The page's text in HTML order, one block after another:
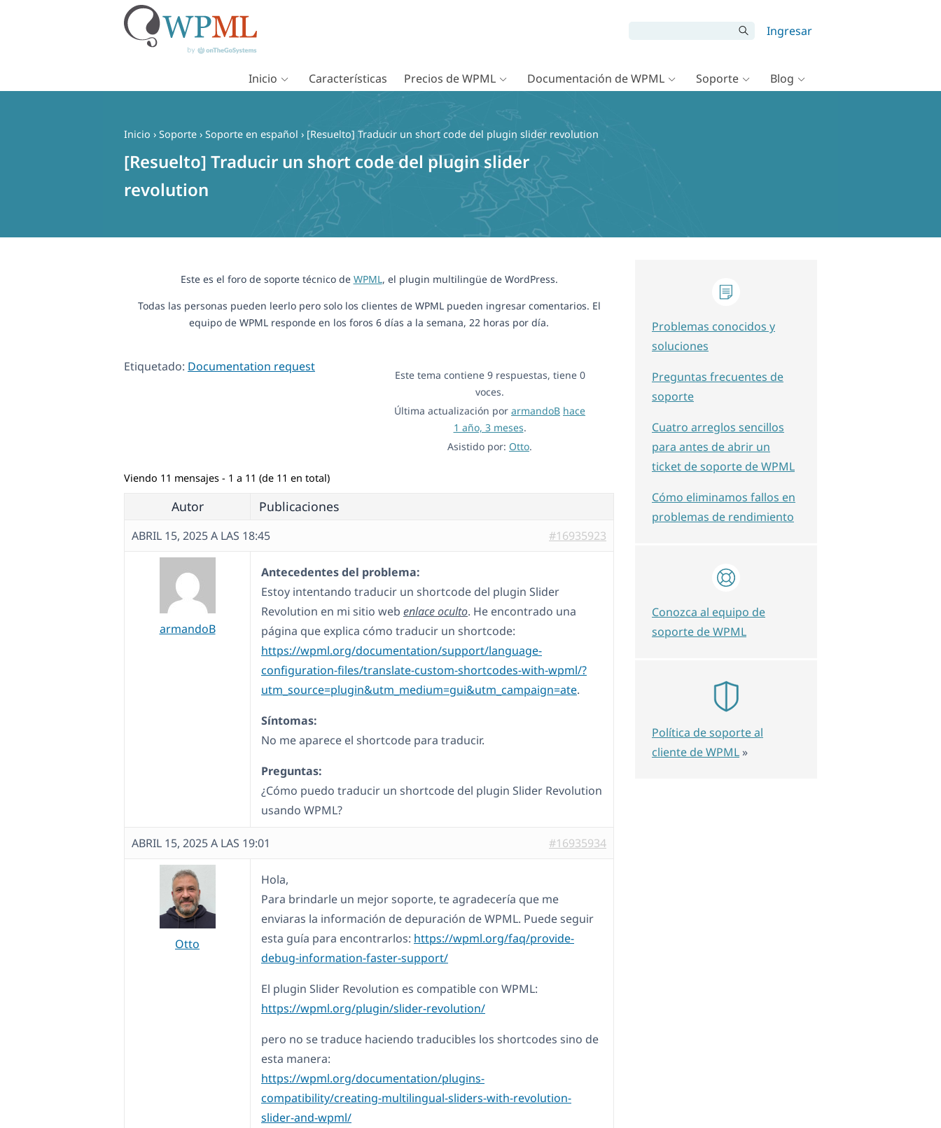
Ingresar
Inicio Características Precios de WPML Documentación de WPML Soporte Blog
Inicio › Soporte › Soporte en español › [Resuelto] Traducir un short code del plugin slider revolution
[Resuelto] Traducir un short code del plugin slider
revolution
Este es el foro de soporte técnico de WPML, el plugin multilingüe de WordPress.
Todas las personas pueden leerlo pero solo los clientes de WPML pueden ingresar comentarios. El
equipo de WPML responde en los foros 6 días a la semana, 22 horas por día.
Etiquetado: Documentation request
Este tema contiene 9 respuestas, tiene 0
voces.
Última actualización por armandoB hace
1 año, 3 meses.
Asistido por: Otto.
Viendo 11 mensajes - 1 a 11 (de 11 en total)
Autor Publicaciones
ABRIL 15, 2025 A LAS 18:45 #16935923
armandoB
Antecedentes del problema:
Estoy intentando traducir un shortcode del plugin Slider
Revolution en mi sitio web enlace oculto. He encontrado una
página que explica cómo traducir un shortcode:
https://wpml.org/documentation/support/language-
configuration-files/translate-custom-shortcodes-with-wpml/?
utm_source=plugin&utm_medium=gui&utm_campaign=ate.
Síntomas:
No me aparece el shortcode para traducir.
Preguntas:
¿Cómo puedo traducir un shortcode del plugin Slider Revolution
usando WPML?
ABRIL 15, 2025 A LAS 19:01 #16935934
Otto
Hola,
Para brindarle un mejor soporte, te agradecería que me
enviaras la información de depuración de WPML. Puede seguir
esta guía para encontrarlos: https://wpml.org/faq/provide-
debug-information-faster-support/
El plugin Slider Revolution es compatible con WPML:
https://wpml.org/plugin/slider-revolution/
pero no se traduce haciendo traducibles los shortcodes sino de
esta manera:
https://wpml.org/documentation/plugins-
compatibility/creating-multilingual-sliders-with-revolution-
slider-and-wpml/
Problemas conocidos y
soluciones
Preguntas frecuentes de
soporte
Cuatro arreglos sencillos
para antes de abrir un
ticket de soporte de WPML
Cómo eliminamos fallos en
problemas de rendimiento
Conozca al equipo de
soporte de WPML
Política de soporte al
cliente de WPML »